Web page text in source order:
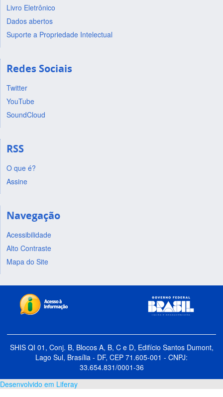
Livro Eletrônico
Dados abertos
Suporte a Propriedade Intelectual
Redes Sociais
Twitter
YouTube
SoundCloud
RSS
O que é?
Assine
Navegação
Acessibilidade
Alto Contraste
Mapa do Site
SHIS QI 01, Conj. B, Blocos A, B, C e D, Edifício Santos Dumont,
Lago Sul, Brasília - DF, CEP 71.605-001 - CNPJ:
33.654.831/0001-36
Desenvolvido em Liferay